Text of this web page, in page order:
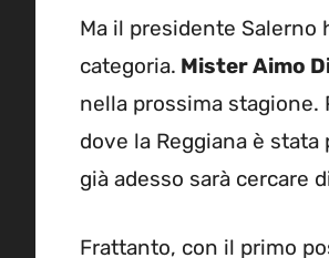
Ma il presidente
categoria. Mister Aimo
nella prossima stagione.
dove la Reggiana è
già adesso sarà cercare
Frattanto, con il primo